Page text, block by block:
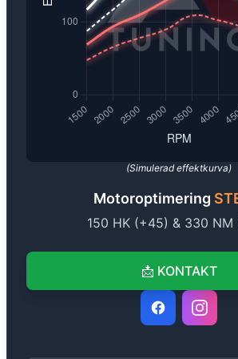
(Simulerad effektkurva)
Motoroptimering
150 HK (+45) & 330 NM
📩 KONTAKT